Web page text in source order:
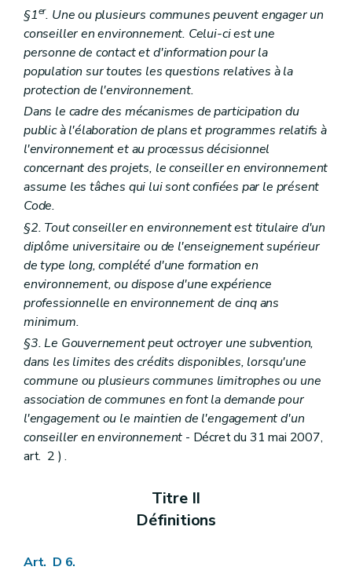
Art. D29-7
Sous-section 2 Informations par voie électronique, télévisée, radiophonique et de presse écrite
Art. D29-8
Art. D29-9
Sous-section 3 Notification
Art. D29-10
Art. D29-11
Sous-section 4 Publicité supplémentaire
Art. D29-12
Section 2 De l'enquête publique
Art. D29-13
Section 3 Modalités de l'accès à l'information dans le cadre de l'enquête publique
Art. D29-14
Art. D29-17
Art. D29-18
Art. D29-19
Section 4 Pouvoir de substitution
Art. D29-20
Chapitre IV Publicité relative à la décision
Art. D29-21
Art. D29-22
Art. D29-23
Art. D29-24
Chapitre V Comité d'accompagnement
Art. D29-25
Art. D29-26
Art. D29-27
Partie IV Planification environnementale dans le cadre du développement durable
Chapitre premier
Rapport sur l'état de l'environnement wallon
Art. D 35
§1er. Une ou plusieurs communes peuvent engager un
conseiller en environnement. Celui-ci est une
personne de contact et d'information pour la
population sur toutes les questions relatives à la
protection de l'environnement.
Dans le cadre des mécanismes de participation du
public à l'élaboration de plans et programmes relatifs à
l'environnement et au processus décisionnel
concernant des projets, le conseiller en environnement
assume les tâches qui lui sont confiées par le présent
Code.
§2. Tout conseiller en environnement est titulaire d'un
diplôme universitaire ou de l'enseignement supérieur
de type long, complété d'une formation en
environnement, ou dispose d'une expérience
professionnelle en environnement de cinq ans
minimum.
§3. Le Gouvernement peut octroyer une subvention,
dans les limites des crédits disponibles, lorsqu'une
commune ou plusieurs communes limitrophes ou une
association de communes en font la demande pour
l'engagement ou le maintien de l'engagement d'un
conseiller en environnement - Décret du 31 mai 2007,
art. 2 ) .
Titre II
Définitions
Art. D 6.